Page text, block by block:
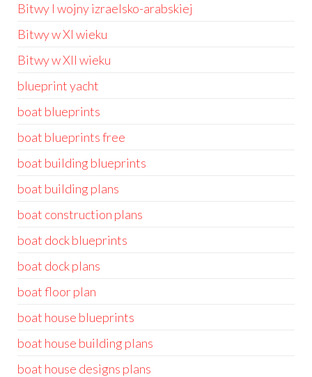
Bitwy I wojny izraelsko-arabskiej
Bitwy w XI wieku
Bitwy w XII wieku
blueprint yacht
boat blueprints
boat blueprints free
boat building blueprints
boat building plans
boat construction plans
boat dock blueprints
boat dock plans
boat floor plan
boat house blueprints
boat house building plans
boat house designs plans